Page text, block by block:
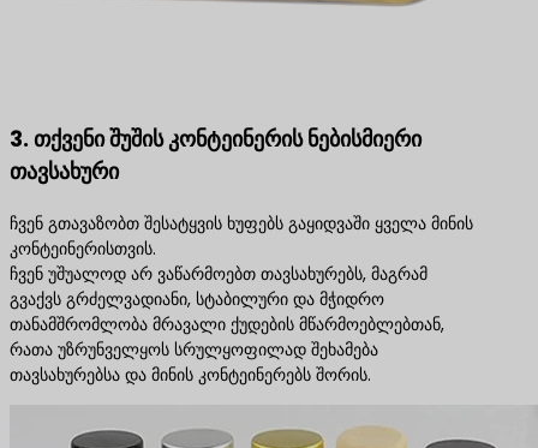
3. თქვენი შუშის კონტეინერის ნებისმიერი
თავსახური
ჩვენ გთავაზობთ შესატყვის ხუფებს გაყიდვაში ყველა მინის
კონტეინერისთვის.
ჩვენ უშუალოდ არ ვაწარმოებთ თავსახურებს, მაგრამ
გვაქვს გრძელვადიანი, სტაბილური და მჭიდრო
თანამშრომლობა მრავალი ქუდების მწარმოებლებთან,
რათა უზრუნველყოს სრულყოფილად შეხამება
თავსახურებსა და მინის კონტეინერებს შორის.